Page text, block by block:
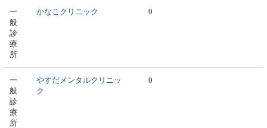
一
般
診
療
所
かなこクリニック 0
一
般
診
療
所
やすだメンタルクリニッ
ク
0